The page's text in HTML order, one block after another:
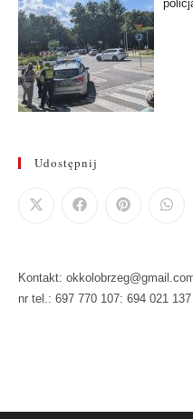
Udostępnij
Kontakt:
nr tel.: 697 770 107: 694 021 137